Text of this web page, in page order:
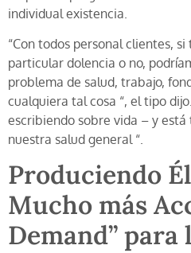
individual existencia.
“Con todos personal clientes,
particular dolencia o no,
problema de salud, trabajo,
cualquiera tal cosa “, el tipo
escribiendo sobre vida – y
nuestra salud general “.
Produciendo
Mucho más
Demand” para